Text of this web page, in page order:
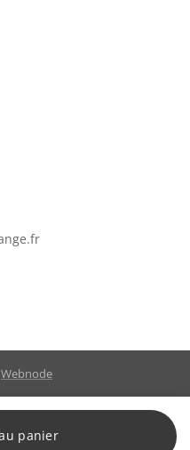
panier
Webnode